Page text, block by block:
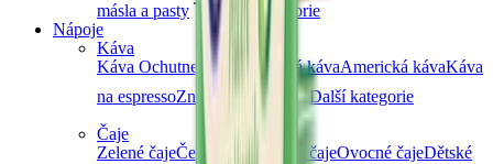
másla a pasty
Další kategorie
Nápoje
Káva
Káva Ochutnej Ořech
Africká kávaAmerická kávaKáva
na espressoZnačková káva
Další kategorie
Čaje
Zelené čajeČerné čaje Bylinné čajeOvocné čajeDětské